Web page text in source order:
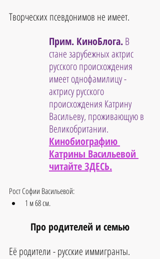
Творческих псевдонимов не имеет.
Прим. КиноБлога. В
стане зарубежных актрис
русского происхождения
имеет однофамилицу -
актрису русского
происхождения Катрину
Васильеву, проживающую в
Великобритании.
Кинобиографию
Катрины Васильевой
читайте ЗДЕСЬ.
Рост Софии Васильевой:
1 м 68 см.
Про родителей и семью
Её родители - русские иммигранты.